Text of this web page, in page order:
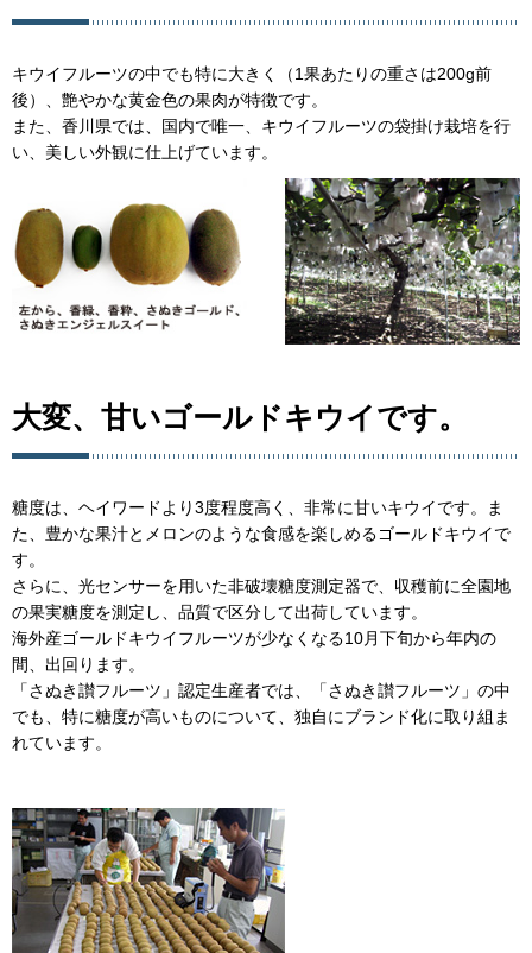
キウイフルーツの中でも特に大きく（1果あたりの重さは200g前
後）、艶やかな黄金色の果肉が特徴です。
また、香川県では、国内で唯一、キウイフルーツの袋掛け栽培を行
い、美しい外観に仕上げています。
大変、甘いゴールドキウイです。
糖度は、ヘイワードより3度程度高く、非常に甘いキウイです。ま
た、豊かな果汁とメロンのような食感を楽しめるゴールドキウイで
す。
さらに、光センサーを用いた非破壊糖度測定器で、収穫前に全園地
の果実糖度を測定し、品質で区分して出荷しています。
海外産ゴールドキウイフルーツが少なくなる10月下旬から年内の
間、出回ります。
「さぬき讃フルーツ」認定生産者では、「さぬき讃フルーツ」の中
でも、特に糖度が高いものについて、独自にブランド化に取り組ま
れています。